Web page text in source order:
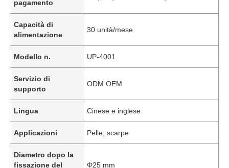
pagamento
Capacità di
alimentazione
30 unità/mese
Modello n. UP-4001
Servizio di
supporto
ODM OEM
Lingua Cinese e inglese
Applicazioni Pelle, scarpe
Diametro dopo la
fissazione del
Φ25 mm